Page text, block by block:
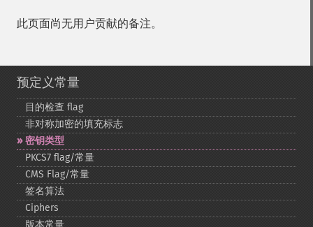
此页面尚无用户贡献的备注。
预定义常量
目的检查 flag
非对称加密的填充标志
密钥类型
PKCS7 flag/常量
CMS Flag/常量
签名算法
Ciphers
版本常量